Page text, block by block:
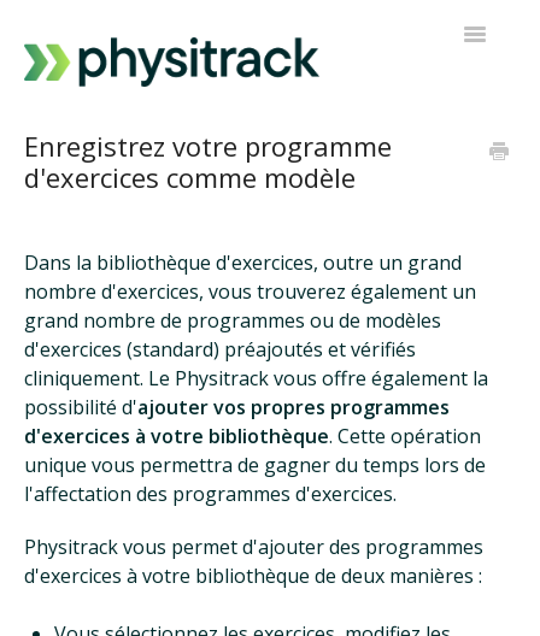
Toggle
PT Direct
Enregistrez votre programme
d'exercices comme modèle
Dans la bibliothèque d'exercices, outre un grand
nombre d'exercices, vous trouverez également un
grand nombre de programmes ou de modèles
d'exercices (standard) préajoutés et vérifiés
cliniquement. Le Physitrack vous offre également la
possibilité d'ajouter vos propres programmes
d'exercices à votre bibliothèque. Cette opération
unique vous permettra de gagner du temps lors de
l'affectation des programmes d'exercices.
Physitrack vous permet d'ajouter des programmes
d'exercices à votre bibliothèque de deux manières :